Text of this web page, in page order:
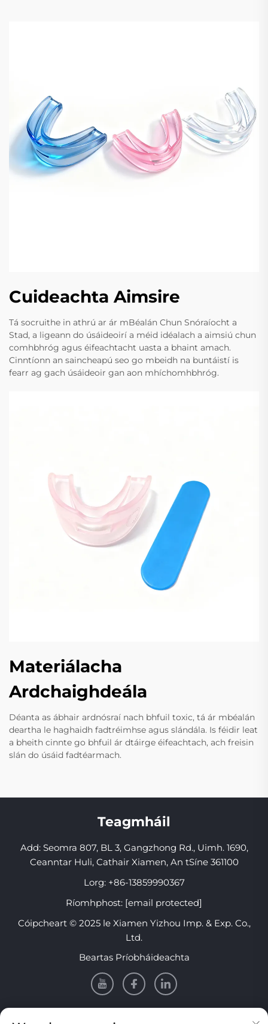
Cuideachta Aimsire
Tá socruithe in athrú ar ár mBéalán Chun Snóraíocht a
Stad, a ligeann do úsáideoirí a méid idéalach a aimsiú chun
comhbhróg agus éifeachtacht uasta a bhaint amach.
Cinntíonn an saincheapú seo go mbeidh na buntáistí is
fearr ag gach úsáideoir gan aon mhíchomhbhróg.
Materiálacha
Ardchaighdeála
Déanta as ábhair ardnósraí nach bhfuil toxic, tá ár mbéalán
deartha le haghaidh fadtréimhse agus slándála. Is féidir leat
a bheith cinnte go bhfuil ár dtáirge éifeachtach, ach freisin
slán do úsáid fadtéarmach.
Teagmháil
Add: Seomra 807, BL 3, Gangzhong Rd., Uimh. 1690,
Ceanntar Huli, Cathair Xiamen, An tSíne 361100
Lorg: +86-13859990367
Ríomhphost: [email protected]
Cóipcheart © 2025 le Xiamen Yizhou Imp. & Exp. Co.,
Ltd.
Beartas Príobháideachta
EOLAS